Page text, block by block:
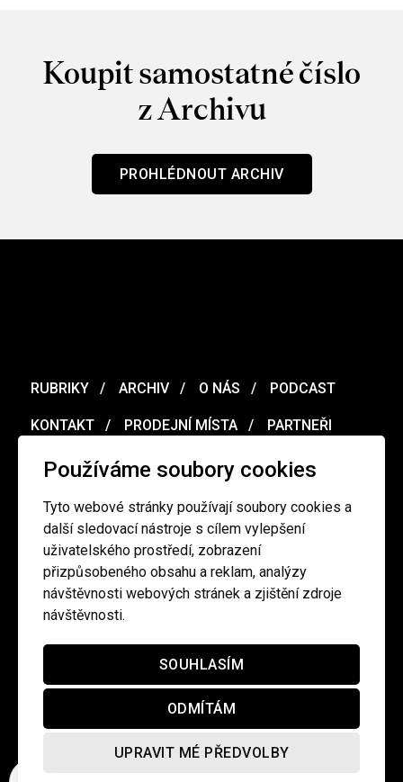
Používáme soubory cookies
Tyto webové stránky používají soubory cookies a
další sledovací nástroje s cílem vylepšení
uživatelského prostředí, zobrazení
přizpůsobeného obsahu a reklam, analýzy
návštěvnosti webových stránek a zjištění zdroje
návštěvnosti.
SOUHLASÍM
ODMÍTÁM
UPRAVIT MÉ PŘEDVOLBY
Koupit samostatné číslo
z Archivu
PROHLÉDNOUT ARCHIV
RUBRIKY ARCHIV O NÁS PODCAST
KONTAKT PRODEJNÍ MÍSTA PARTNEŘI
MERCH VOUCHER
Ochrana osobních údajů / Obchodní podmínky
redakce@cinepur.cz